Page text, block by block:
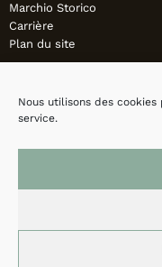
Nous utilisons des
service.
Marchio Storico
Carrière
Plan du site